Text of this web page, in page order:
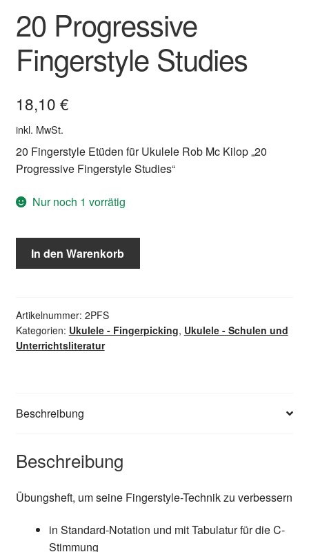
20 Progressive
Fingerstyle Studies
18,10 €
inkl. MwSt.
20 Fingerstyle Etüden für Ukulele Rob Mc Kilop „20
Progressive Fingerstyle Studies“
Nur noch 1 vorrätig
Progressive
Menge
In den Warenkorb
Artikelnummer: 2PFS
Kategorien: Ukulele - Fingerpicking, Ukulele - Schulen und
Unterrichtsliteratur
Beschreibung
Beschreibung
Übungsheft, um seine Fingerstyle-Technik zu verbessern
in Standard-Notation und mit Tabulatur für die C-
Stimmung